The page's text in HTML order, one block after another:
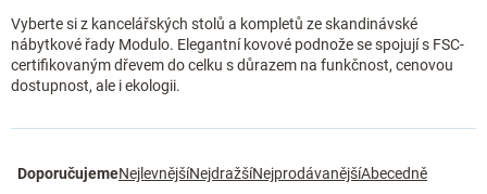
Vyberte si z kancelářských stolů a kompletů ze skandinávské
nábytkové řady Modulo. Elegantní kovové podnože se spojují s FSC-
certifikovaným dřevem do celku s důrazem na funkčnost, cenovou
dostupnost, ale i ekologii.
a
DoporučujemeNejlevnějšíNejdražšíNejprodávanějšíAbecedně